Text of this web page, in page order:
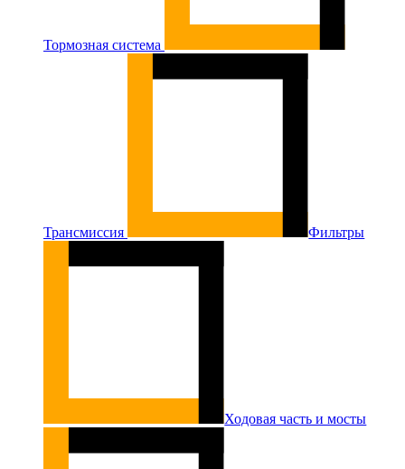
Тормозная система
Трансмиссия Фильтры
Ходовая часть и мосты